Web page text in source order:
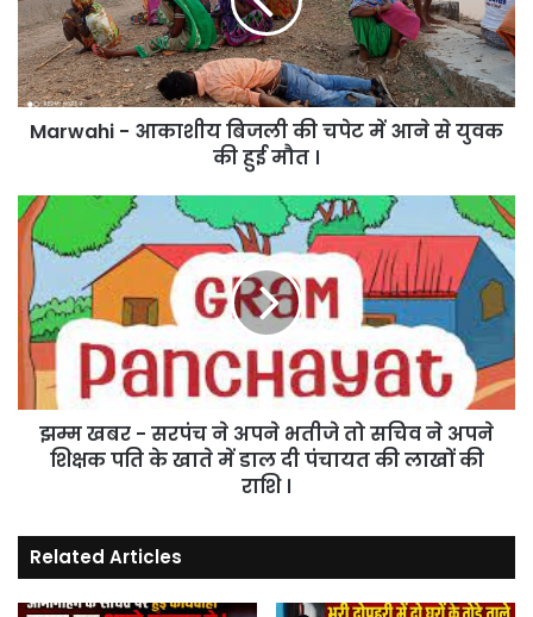
चपेट
में
आने
से
युवक
मौत
।
Marwahi - आकाशीय बिजली की चपेट में आने से युवक
की हुई मौत ।
झम्म
खबर
सरपंच
अपने
भतीजे
सचिव
खाते
में
डाल
झम्म खबर - सरपंच ने अपने भतीजे तो सचिव ने अपने
शिक्षक पति के खाते में डाल दी पंचायत की लाखों की
राशि ।
Related Articles